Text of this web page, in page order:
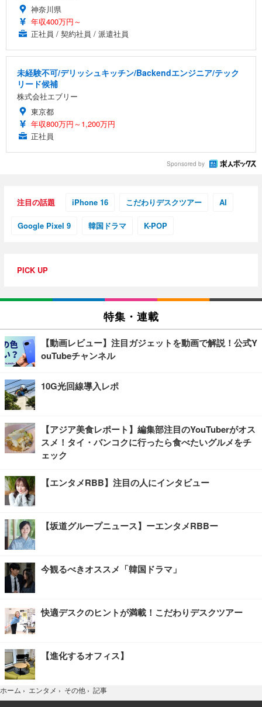
神奈川県
年収400万円～
正社員 / 契約社員 / 派遣社員
未経験不可/デリッシュキッチン/Backendエンジニア/テック
リード候補
株式会社エブリー
東京都
年収800万円～1,200万円
正社員
Sponsored by
注目の話題 iPhone 16 こだわりデスクツアー AI
Google Pixel 9 韓国ドラマ K-POP
PICK UP
特集・連載
【動画レビュー】注目ガジェットを動画で解説！公式Y
ouTubeチャンネル
10G光回線導入レポ
【アジア美食レポート】編集部注目のYouTuberがオス
スメ！タイ・バンコクに行ったら食べたいグルメをチ
ェック
【エンタメRBB】注目の人にインタビュー
【坂道グループニュース】ーエンタメRBBー
今観るべきオススメ「韓国ドラマ」
快適デスクのヒントが満載！こだわりデスクツアー
【進化するオフィス】
ホーム › エンタメ › その他 › 記事